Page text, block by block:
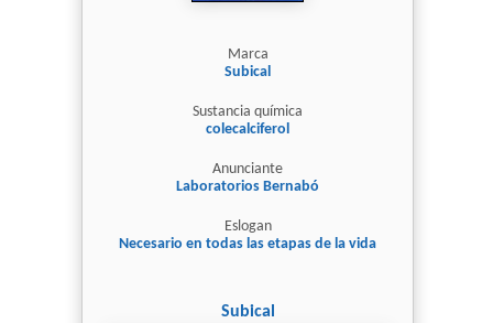
Marca
Subical
Sustancia química
colecalciferol
Anunciante
Laboratorios Bernabó
Eslogan
Necesario en todas las etapas de la vida
Subical